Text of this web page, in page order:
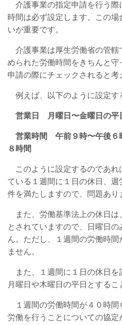
介護事業の指定申請を行う際
時間は必ず設定します。この
いが重要です。
介護事業は厚生労働省の管轄
められた労働時間をきちんと
申請の際にチェックされると考
例えば、以下のように設定す
営業日 月曜日〜金曜日の平
営業時間 午前９時〜午後６
８時間
このように設定するのであれ
ている１週間に１日の休日、
件を満たしますので、問題あり
また、労働基準法上の休日は
とされていますので、日曜日
ん。ただし、１週間の労働時
ません。
また、１週間に１日の休日を
月曜日や木曜日の平日とするこ
１週間の労働時間が４０時間
労働を行うことについての協